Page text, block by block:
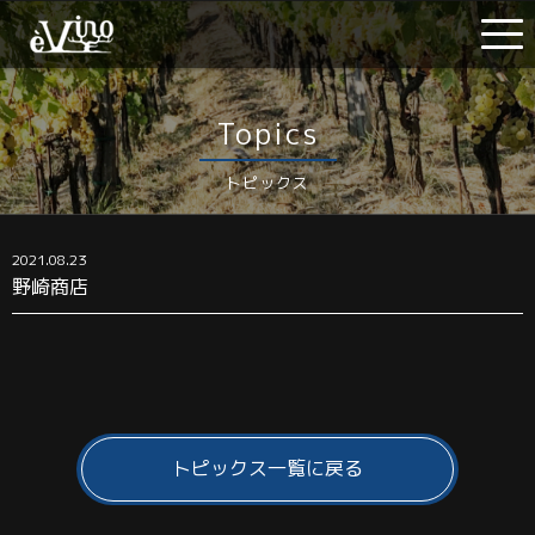
Topics
トピックス
2021.08.23
野崎商店
トピックス一覧に戻る